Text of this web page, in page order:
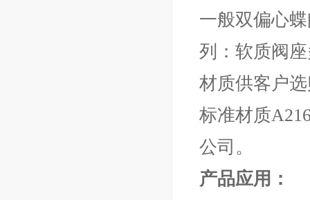
一般双偏心
列：软质阀
材质供客户
标准材质
公司。
产品应用：